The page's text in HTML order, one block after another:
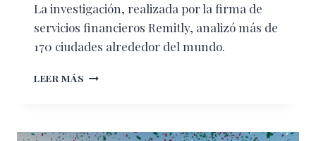
La investigación, realizada por la firma de
servicios financieros Remitly, analizó más de
170 ciudades alrededor del mundo.
LEER MÁS LA
ESTÁ